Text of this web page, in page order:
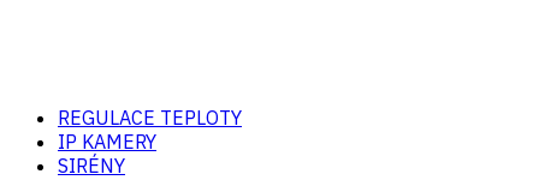
REGULACE TEPLOTY
IP KAMERY
SIRÉNY